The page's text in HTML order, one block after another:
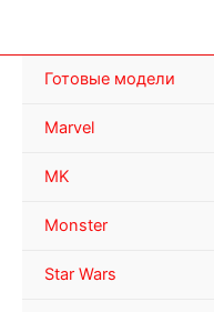
Готовые модели
Marvel
MK
Monster
Star Wars